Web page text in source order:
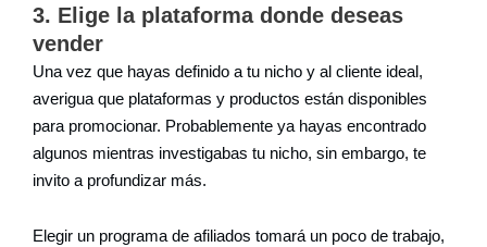
3. Elige la plataforma donde deseas
vender
Una vez que hayas definido a tu nicho y al cliente ideal,
averigua que plataformas y productos están disponibles
para promocionar. Probablemente ya hayas encontrado
algunos mientras investigabas tu nicho, sin embargo, te
invito a profundizar más.
Elegir un programa de afiliados tomará un poco de trabajo,